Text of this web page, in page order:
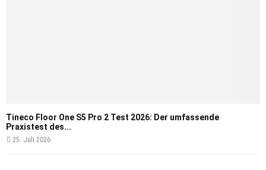
Tineco Floor One S5 Pro 2 Test 2026: Der umfassende
Praxistest des...
25. Juli 2026